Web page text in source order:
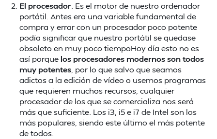
El procesador. Es el motor de nuestro ordenador
portátil. Antes era una variable fundamental de
compra y errar con un procesador poco potente
podía significar que nuestro portátil se quedase
obsoleto en muy poco tiempoHoy día esto no es
así porque los procesadores modernos son todos
muy potentes, por lo que salvo que seamos
adictos a la edición de vídeo o usemos programas
que requieren muchos recursos, cualquier
procesador de los que se comercializa nos será
más que suficiente. Los i3, i5 e i7 de Intel son los
más populares, siendo este último el más potente
de todos.